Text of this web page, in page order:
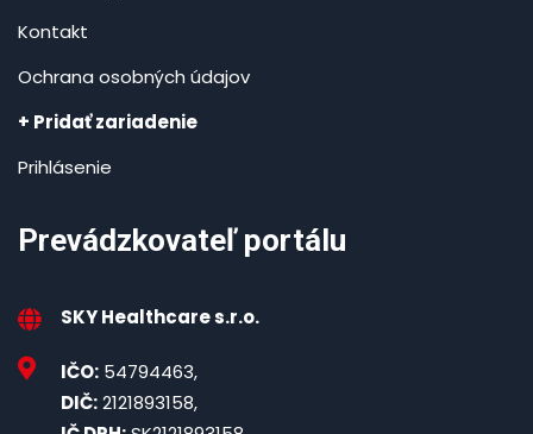
Kontakt
Ochrana osobných údajov
+ Pridať zariadenie
Prihlásenie
Prevádzkovateľ portálu
SKY Healthcare s.r.o.
IČO: 54794463,
DIČ:2121893158,